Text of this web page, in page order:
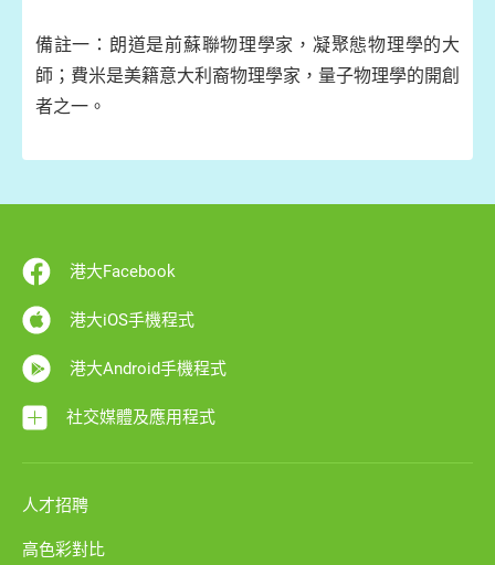
備註一：朗道是前蘇聯物理學家，凝聚態物理學的大
師；費米是美籍意大利裔物理學家，量子物理學的開創
者之一。
港大Facebook
港大iOS手機程式
港大Android手機程式
社交媒體及應用程式
人才招聘
高色彩對比